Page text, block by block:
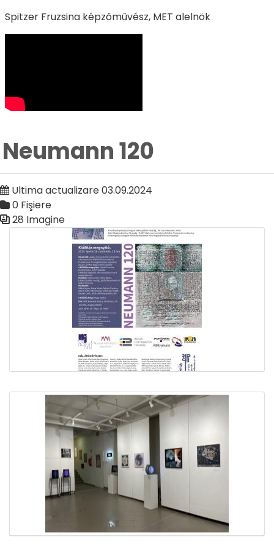
Spitzer Fruzsina képzőművész, MET alelnök
Neumann 120
Ultima actualizare 03.09.2024
0 Fişiere
28 Imagine
Galerie media